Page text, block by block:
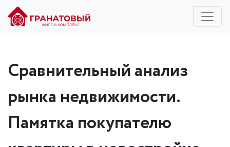
Сравнительный анализ
рынка недвижимости.
Памятка покупателю